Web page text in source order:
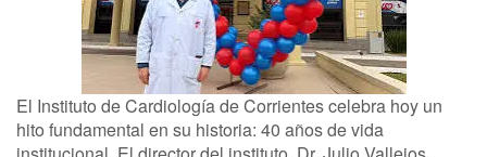
El Instituto de Cardiología de Corrientes celebra hoy un
hito fundamental en su historia: 40 años de vida